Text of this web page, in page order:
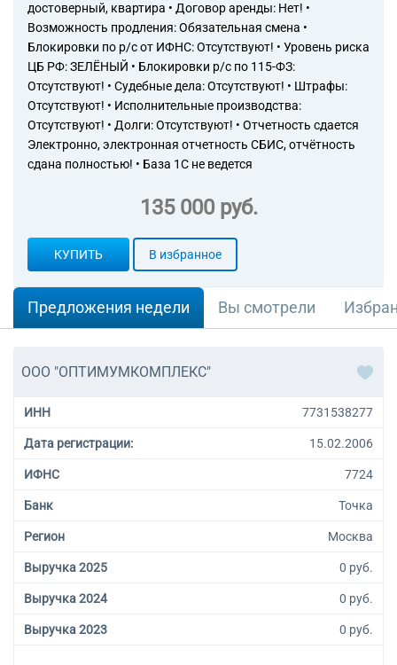
достоверный, квартира • Договор аренды: Нет! •
Возможность продления: Обязательная смена •
Блокировки по р/с от ИФНС: Отсутствуют! • Уровень риска
ЦБ РФ: ЗЕЛЁНЫЙ • Блокировки р/с по 115-ФЗ:
Отсутствуют! • Судебные дела: Отсутствуют! • Штрафы:
Отсутствуют! • Исполнительные производства:
Отсутствуют! • Долги: Отсутствуют! • Отчетность сдается
Электронно, электронная отчетность СБИС, отчётность
сдана полностью! • База 1С не ведется
135 000 руб.
КУПИТЬ В избранное
Предложения недели Вы смотрели
ООО "ОПТИМУМКОМПЛЕКС"
ИНН 7731538277
Дата регистрации: 15.02.2006
ИФНС 7724
Банк Точка
Регион Москва
Выручка 2025 0 руб.
Выручка 2024 0 руб.
Выручка 2023 0 руб.